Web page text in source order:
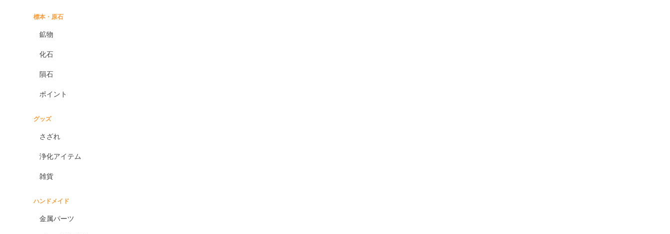
標本・原石
鉱物
化石
隕石
ポイント
グッズ
さざれ
浄化アイテム
雑貨
ハンドメイド
金属パーツ